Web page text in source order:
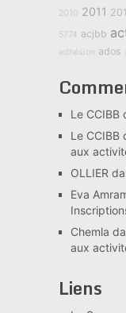
2010 2011
5774 acjbb
adhésion ados
Le CCIBB
Le CCIBB
aux
OLLIER
Eva
Chemla
aux
Liens